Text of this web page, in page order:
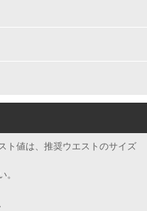
ト値は、推奨ウエストのサイズ
。